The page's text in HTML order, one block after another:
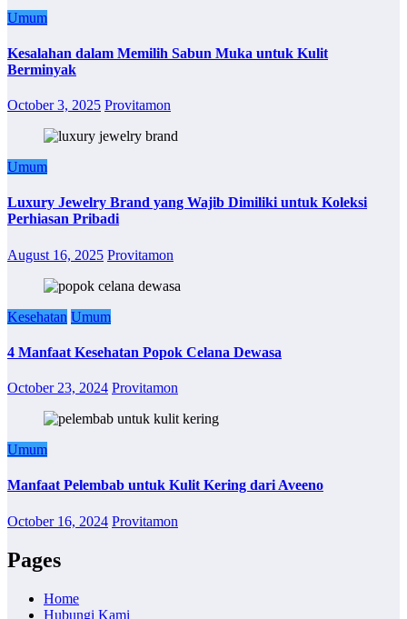
Umum
Kesalahan dalam Memilih Sabun Muka untuk Kulit
Berminyak
October 3, 2025 Provitamon
Umum
Luxury Jewelry Brand yang Wajib Dimiliki untuk Koleksi
Perhiasan Pribadi
August 16, 2025 Provitamon
Kesehatan Umum
4 Manfaat Kesehatan Popok Celana Dewasa
October 23, 2024 Provitamon
Umum
Manfaat Pelembab untuk Kulit Kering dari Aveeno
October 16, 2024 Provitamon
Pages
Home
Hubungi Kami